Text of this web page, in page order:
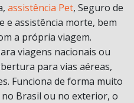
assistência Pet, Seguro de
e assistência morte, bem
a própria viagem.
viagens nacionais ou
para vias aéreas,
Funciona de forma muito
Brasil ou no exterior, o